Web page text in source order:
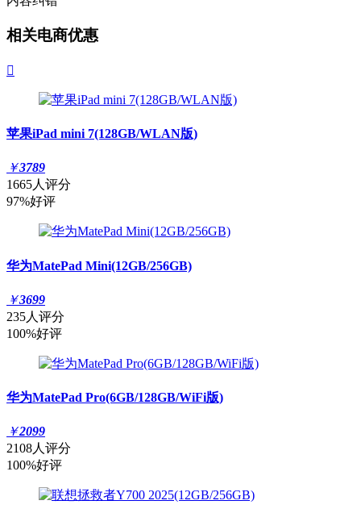
相关电商优惠

苹果iPad mini 7(128GB/WLAN版)
￥3789
1665人评分
97%好评
华为MatePad Mini(12GB/256GB)
￥3699
235人评分
100%好评
华为MatePad Pro(6GB/128GB/WiFi版)
￥2099
2108人评分
100%好评